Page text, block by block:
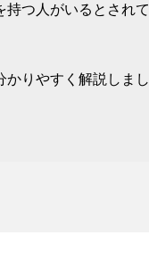
持つ人がいるとされて
かりやすく解説しまし